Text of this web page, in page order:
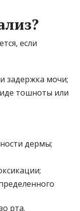
если
задержка мочи;
тошноты или
дермы;
рта.